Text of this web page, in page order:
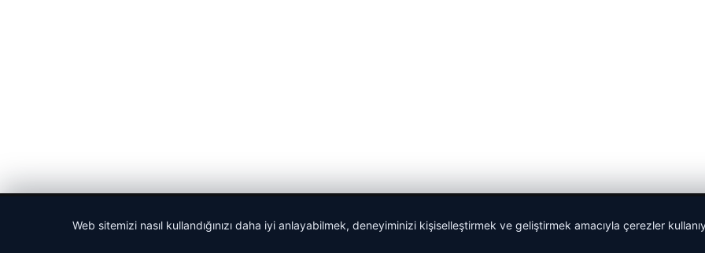
Web sitemizi nasıl kullandığınızı daha iyi anlayabilmek, deneyiminizi kişiselleştirmek ve geliştirmek amacıyla çerezler